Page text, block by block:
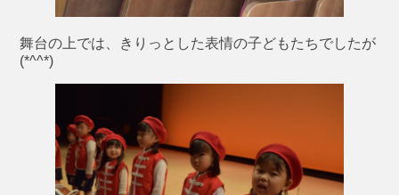
舞台の上では、きりっとした表情の子どもたちでしたが
(*^^*)